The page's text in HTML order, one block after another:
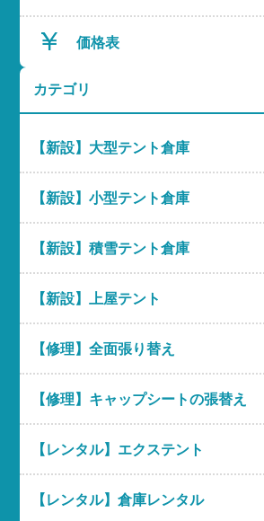
価格表
カテゴリ
【新設】大型テント倉庫
【新設】小型テント倉庫
【新設】積雪テント倉庫
【新設】上屋テント
【修理】全面張り替え
【修理】キャップシートの張替え
【レンタル】エクステント
【レンタル】倉庫レンタル